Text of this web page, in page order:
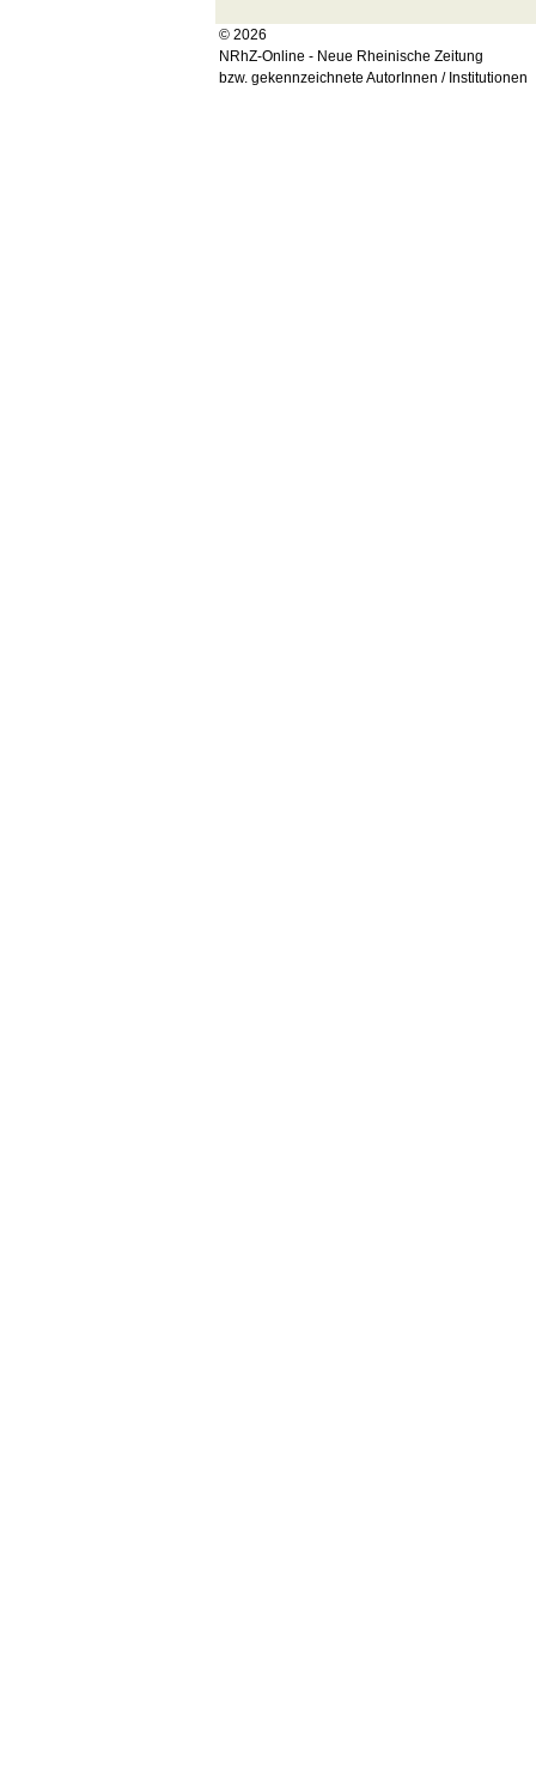
© 2026
NRhZ-Online - Neue Rheinische Zeitung
bzw. gekennzeichnete AutorInnen / Institutionen